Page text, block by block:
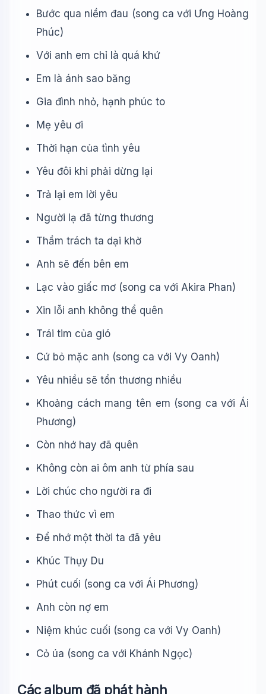
Bước qua niềm đau (song ca với Ưng Hoàng
Phúc)
Với anh em chỉ là quá khứ
Em là ánh sao băng
Gia đình nhỏ, hạnh phúc to
Mẹ yêu ơi
Thời hạn của tình yêu
Yêu đôi khi phải dừng lại
Trả lại em lời yêu
Người lạ đã từng thương
Thầm trách ta dại khờ
Anh sẽ đến bên em
Lạc vào giấc mơ (song ca với Akira Phan)
Xin lỗi anh không thể quên
Trái tim của gió
Cứ bỏ mặc anh (song ca với Vy Oanh)
Yêu nhiều sẽ tổn thương nhiều
Khoảng cách mang tên em (song ca với Ái
Phương)
Còn nhớ hay đã quên
Không còn ai ôm anh từ phía sau
Lời chúc cho người ra đi
Thao thức vì em
Để nhớ một thời ta đã yêu
Khúc Thụy Du
Phút cuối (song ca với Ái Phương)
Anh còn nợ em
Niệm khúc cuối (song ca với Vy Oanh)
Cỏ úa (song ca với Khánh Ngọc)
Các album đã phát hành